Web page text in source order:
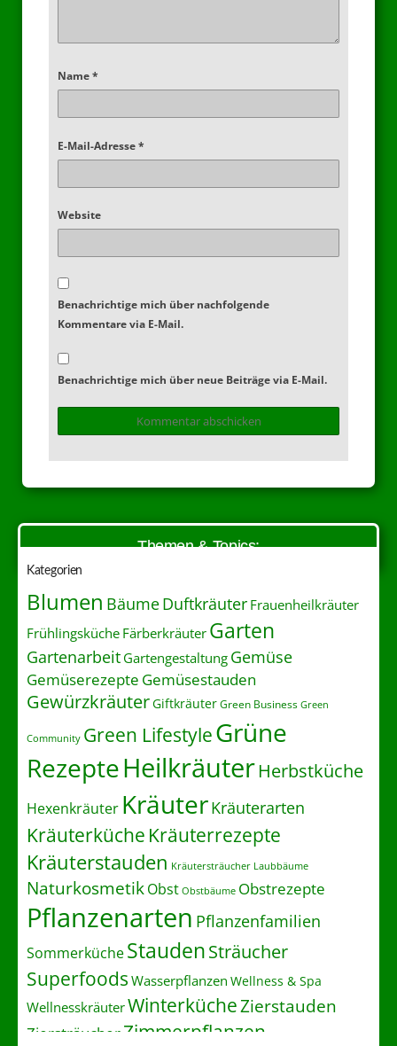
Name*
E-Mail-Adresse*
Website
Benachrichtige mich über nachfolgende
Kommentare via E-Mail.
Benachrichtige mich über neue Beiträge via E-Mail.
Themen & Topics:
Kategorien
Blumen BäumeDuftkräuter Frauenheilkräuter
Frühlingsküche Färberkräuter Garten
Gartenarbeit Gartengestaltung Gemüse
Gemüserezepte Gemüsestauden
GewürzkräuterGiftkräuterGreen Business Green
Community Green LifestyleGrüne
RezepteHeilkräuterHerbstküche
Hexenkräuter KräuterKräuterarten
Kräuterküche Kräuterrezepte
Kräuterstauden Kräutersträucher Laubbäume
NaturkosmetikObst Obstbäume Obstrezepte
Pflanzenarten Pflanzenfamilien
SommerkücheStaudenSträucher
Superfoods Wasserpflanzen Wellness & Spa
WellnesskräuterWinterkücheZierstauden
ZiersträucherZimmerpflanzen